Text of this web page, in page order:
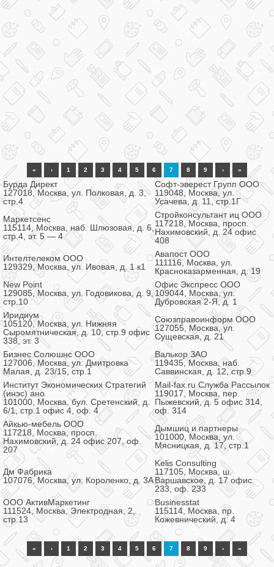
« ‹ 1 2 3 4 5 6 7 8 9 › »
Бурда Директ
127018, Москва, ул. Полковая, д. 3,
стр.4
Софт-эверест Групп ООО
119048, Москва, ул.
Усачева, д. 11, стр.1Г
Маркетсенс
115114, Москва, наб. Шлюзовая, д. 6,
стр.4, эт. 5 — 4
Стройконсультант иц ООО
117218, Москва, просп.
Нахимовский, д. 24 офис
408
Интелтелеком ООО
129329, Москва, ул. Ивовая, д. 1 к1
Авапост ООО
111116, Москва, ул.
Красноказарменная, д. 19
New Point
129085, Москва, ул. Годовикова, д. 9,
стр.10
Офис Экспресс ООО
109044, Москва, ул.
Дубровская 2-Я, д. 1
Иридиум
105120, Москва, ул. Нижняя
Сыромятническая, д. 10, стр.9 офис
338, эт. 3
Союзправоинформ ООО
127055, Москва, ул.
Сущевская, д. 21
Бизнес Солюшнс ООО
127006, Москва, ул. Дмитровка
Малая, д. 23/15, стр.1
Валькор ЗАО
119435, Москва, наб.
Саввинская, д. 12, стр.9
Институт Экономических Стратегий
(инэс) ано
101000, Москва, бул. Сретенский, д.
6/1, стр.1 офис 4, оф. 4
Mail-fax.ru Служба Рассылок
119017, Москва, пер.
Пыжевский, д. 5 офис 314,
оф. 314
Айкью-мебель ООО
117218, Москва, просп.
Нахимовский, д. 24 офис 207, оф.
207
Дымшиц и партнеры
101000, Москва, ул.
Мясницкая, д. 17, стр.1
Дм Фабрика
107076, Москва, ул. Короленко, д. 3А
Kelis Consulting
117105, Москва, ш.
Варшавское, д. 17 офис
233, оф. 233
ООО АктивМаркетинг
111524, Москва, Электродная, 2,
стр.13
Businesstat
115114, Москва, пр.
Кожевнический, д. 4
« ‹ 1 2 3 4 5 6 7 8 9 › »